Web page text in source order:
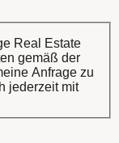
Real Estate
gemäß der
Anfrage zu
jederzeit mit